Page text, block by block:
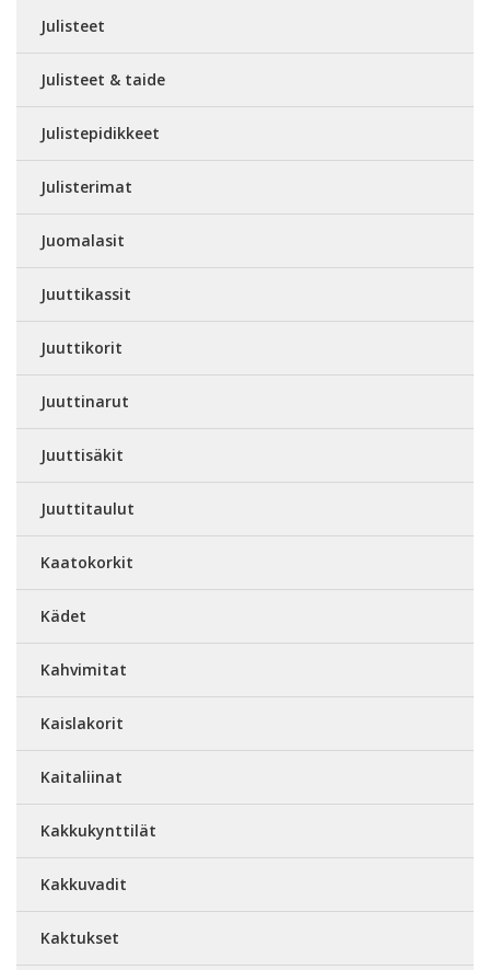
Julisteet
Julisteet & taide
Julistepidikkeet
Julisterimat
Juomalasit
Juuttikassit
Juuttikorit
Juuttinarut
Juuttisäkit
Juuttitaulut
Kaatokorkit
Kädet
Kahvimitat
Kaislakorit
Kaitaliinat
Kakkukynttilät
Kakkuvadit
Kaktukset